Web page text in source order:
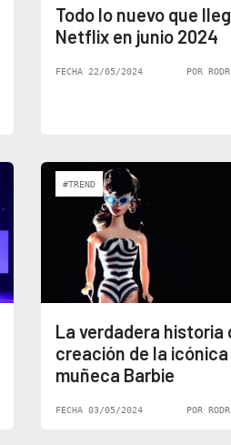
Todo lo nuevo que
Netflix en junio 2024
FECHA 22/05/2024 POR
#TREND
La verdadera historia
creación de la icónica
muñeca Barbie
FECHA 03/05/2024 POR